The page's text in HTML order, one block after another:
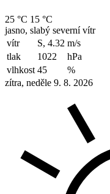
25 °C 15 °C
jasno, slabý severní vítr
vítr
S, 4.32 m/s
tlak
1022
hPa
vlhkost 45
%
zítra, neděle 9. 8. 2026